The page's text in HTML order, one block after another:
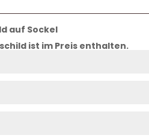
auf Sockel
ist im Preis enthalten.